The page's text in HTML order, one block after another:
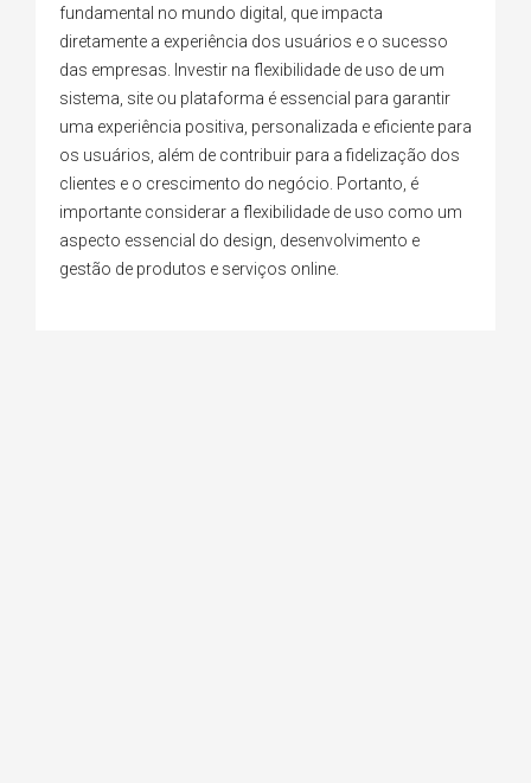
fundamental no mundo digital, que impacta
diretamente a experiência dos usuários e o sucesso
das empresas. Investir na flexibilidade de uso de um
sistema, site ou plataforma é essencial para garantir
uma experiência positiva, personalizada e eficiente para
os usuários, além de contribuir para a fidelização dos
clientes e o crescimento do negócio. Portanto, é
importante considerar a flexibilidade de uso como um
aspecto essencial do design, desenvolvimento e
gestão de produtos e serviços online.